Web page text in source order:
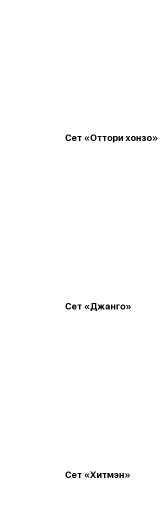
Сет «Оттори хонзо»
Сет «Джанго»
Сет «Хитмэн»